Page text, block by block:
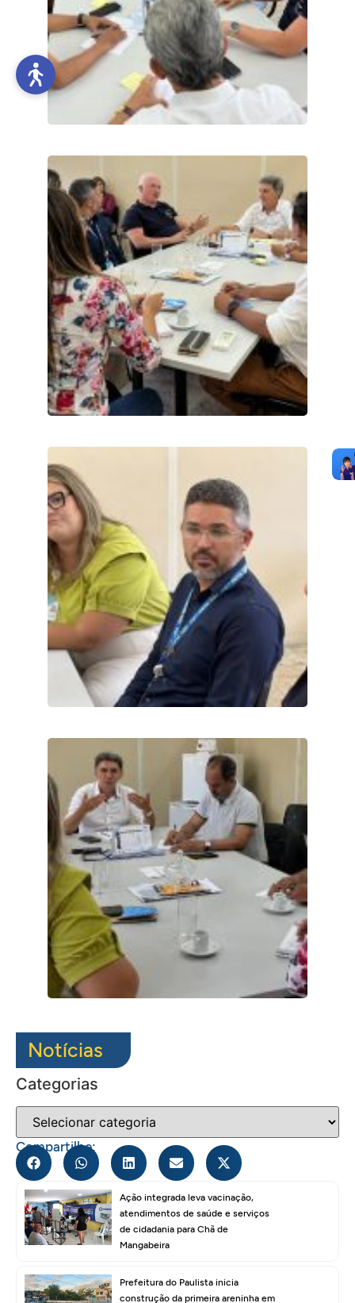
Notícias
Categorias
Compartilhe:
Ação integrada leva vacinação,
atendimentos de saúde e serviços
de cidadania para Chã de
Mangabeira
Prefeitura do Paulista inicia
construção da primeira areninha em